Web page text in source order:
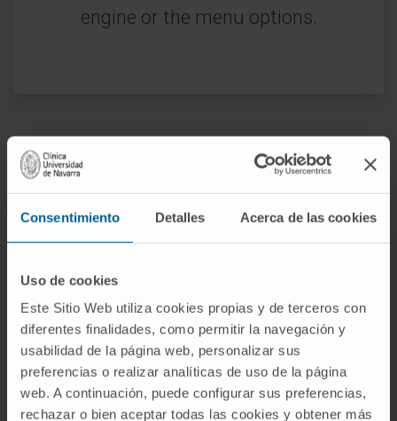
Consentimiento Detalles Acerca de las cookies
Uso de cookies
Este Sitio Web utiliza cookies propias y de terceros con
diferentes finalidades, como permitir la navegación y
usabilidad de la página web, personalizar sus
preferencias o realizar analíticas de uso de la página
web. A continuación, puede configurar sus preferencias,
rechazar o bien aceptar todas las cookies y obtener más
engine or the menu options.
ABOUT CIMA
Who we are
Research Center of the Clinica